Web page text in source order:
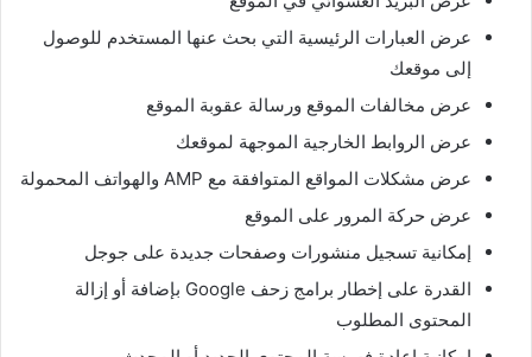
عرض العبارات الرئيسية التي بحث عنها المستخدم للوصول
إلى موقعك
عرض مخالفات الموقع ورسالة عقوبة الموقع
عرض الروابط الخارجية الموجهة لموقعك
عرض مشكلات المواقع المتوافقة مع AMP والهواتف المحمولة
عرض حركة المرور على الموقع
إمكانية تسجيل منشورات وصفحات جديدة على جوجل
القدرة على إخطار برامج زحف Google بإضافة أو إزالة
المحتوى المطلوب